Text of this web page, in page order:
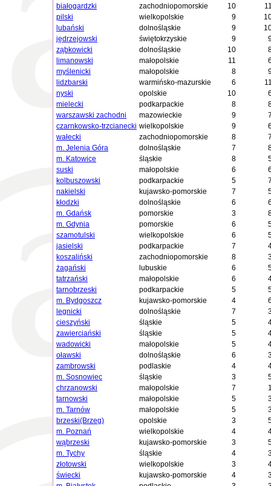
białogardzki
zachodniopomorskie 10
pilski
wielkopolskie 9
lubański
dolnośląskie 9
jędrzejowski
świętokrzyskie 9
ząbkowicki
dolnośląskie 10
limanowski
małopolskie 11
myślenicki
małopolskie 8
lidzbarski
warmińsko-mazurskie 6
nyski
opolskie 10
mielecki
podkarpackie 8
warszawski zachodni
mazowieckie 9
czarnkowsko-trzcianecki wielkopolskie 9
wałecki
zachodniopomorskie 8
m. Jelenia Góra
dolnośląskie 7
m. Katowice
śląskie 8
suski
małopolskie 6
kolbuszowski
podkarpackie 5
nakielski
kujawsko-pomorskie 7
kłodzki
dolnośląskie 6
m. Gdańsk
pomorskie 3
m. Gdynia
pomorskie 6
szamotulski
wielkopolskie 6
jasielski
podkarpackie 7
koszaliński
zachodniopomorskie 8
żagański
lubuskie 6
tatrzański
małopolskie 6
tarnobrzeski
podkarpackie 5
m. Bydgoszcz
kujawsko-pomorskie 4
legnicki
dolnośląskie 7
cieszyński
śląskie 5
zawierciański
śląskie 5
wadowicki
małopolskie 5
oławski
dolnośląskie 6
zambrowski
podlaskie 4
m. Sosnowiec
śląskie 3
chrzanowski
małopolskie 7
tarnowski
małopolskie 5
m. Tarnów
małopolskie 5
brzeski(Brzeg)
opolskie 3
m. Poznań
wielkopolskie 4
wąbrzeski
kujawsko-pomorskie 3
m. Tychy
śląskie 4
złotowski
wielkopolskie 3
świecki
kujawsko-pomorskie 4